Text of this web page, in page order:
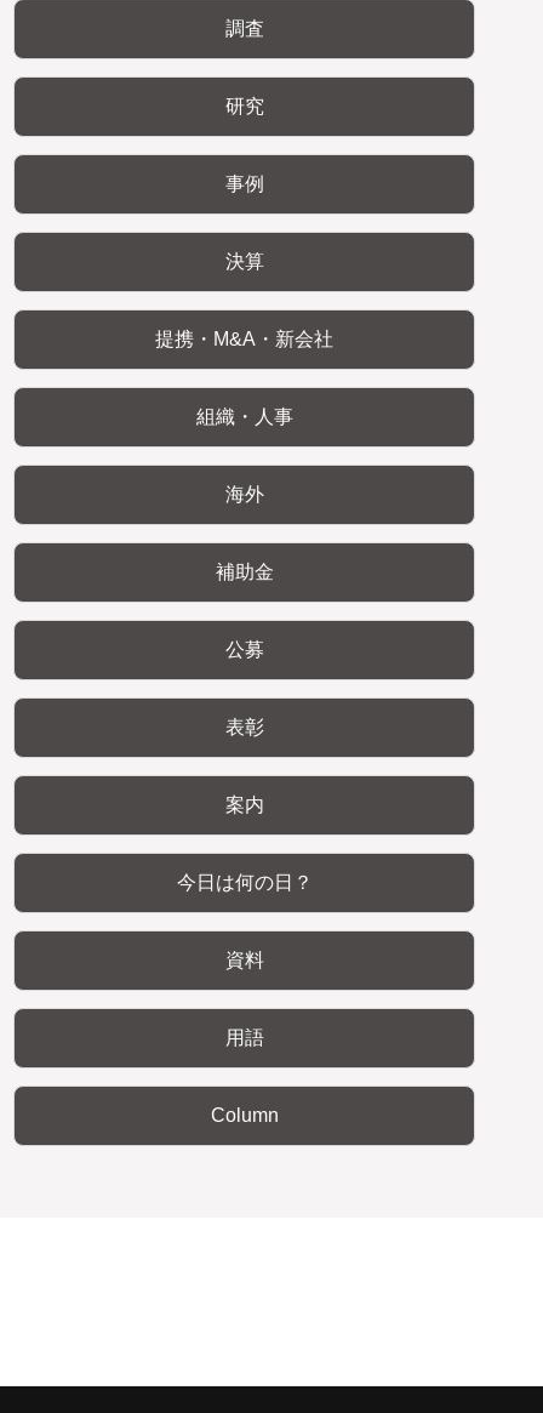
調査
研究
事例
決算
提携・M&A・新会社
組織・人事
海外
補助金
公募
表彰
案内
今日は何の日？
資料
用語
Column